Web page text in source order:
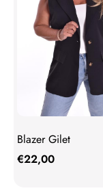
Blazer Gilet
€22,00